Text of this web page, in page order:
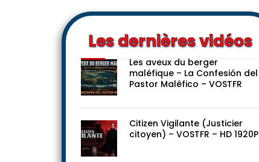
Les dernières vidéos
Les aveux du berger
maléfique – La Confesión del
Pastor Maléfico – VOSTFR
Citizen Vigilante (Justicier
citoyen) – VOSTFR – HD 1920P